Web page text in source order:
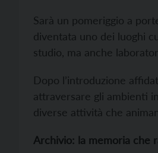
Sarà un pomeriggio a
diventata uno dei luoghi
studio, ma anche
Dopo l’introduzione
attraversare gli ambienti
diverse attività che
Archivio: la memoria che